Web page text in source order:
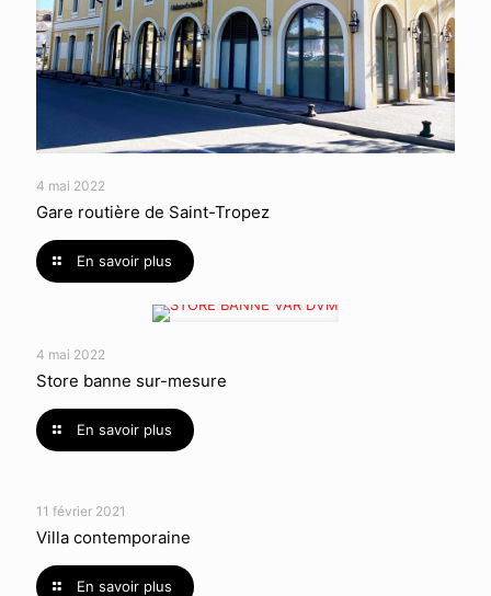
4 mai 2022
Gare routière de Saint-Tropez
En savoir plus
4 mai 2022
Store banne sur-mesure
En savoir plus
11 février 2021
Villa contemporaine
En savoir plus